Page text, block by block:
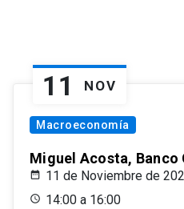
11 NOV
Macroeconomía
Miguel Acosta, Banco
11 de Noviembre de
14:00 a 16:00